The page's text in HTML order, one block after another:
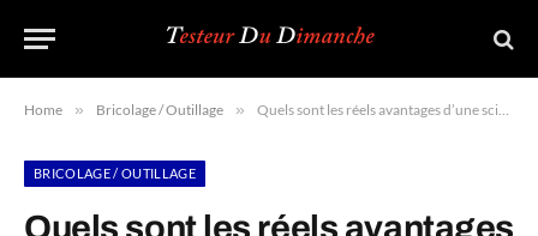
Home » Bricolage / Outillage » Quels sont les réels avantages d’une scie circulaire sur table ?
BRICOLAGE / OUTILLAGE
Quels sont les réels avantages